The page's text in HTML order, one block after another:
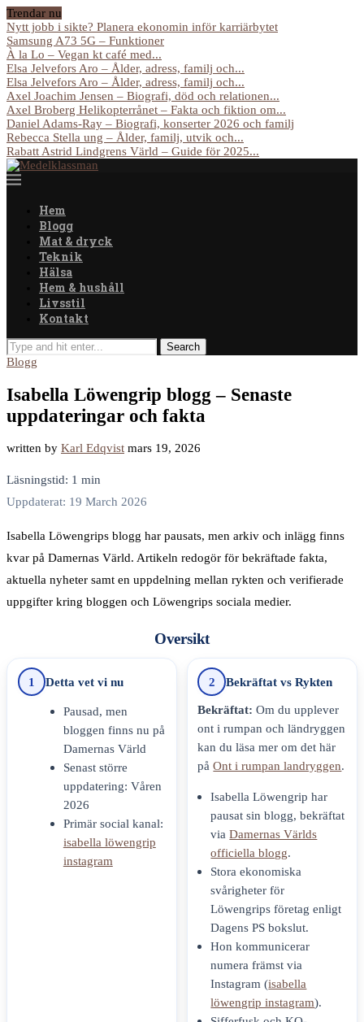
Trendar nu
Nytt jobb i sikte? Planera ekonomin inför karriärbytet
Samsung A73 5G – Funktioner
À la Lo – Vegan kt café med...
Elsa Jelvefors Aro – Ålder, adress, familj och...
Elsa Jelvefors Aro – Ålder, adress, familj och...
Axel Joachim Jensen – Biografi, död och relationen...
Axel Broberg Helikopterrånet – Fakta och fiktion om...
Daniel Adams-Ray – Biografi, konserter 2026 och familj
Rebecca Stella ung – Ålder, familj, utvik och...
Rabatt Astrid Lindgrens Värld – Guide för 2025...
Hem
Blogg
Mat & dryck
Teknik
Hälsa
Hem & hushåll
Livsstil
Kontakt
Blogg
Isabella Löwengrip blogg – Senaste
uppdateringar och fakta
written by Karl Edqvist mars 19, 2026
Läsningstid: 1 min
Uppdaterat: 19 March 2026
Isabella Löwengrips blogg har pausats, men arkiv och inlägg finns
kvar på Damernas Värld. Artikeln redogör för bekräftade fakta,
aktuella nyheter samt en uppdelning mellan rykten och verifierade
uppgifter kring bloggen och Löwengrips sociala medier.
Oversikt
1 Detta vet vi nu
Pausad, men
bloggen finns nu på
Damernas Värld
Senast större
uppdatering: Våren
2026
Primär social kanal:
isabella löwengrip
instagram
2 Bekräftat vs Rykten
Bekräftat: Om du upplever
ont i rumpan och ländryggen
kan du läsa mer om det här
påOnt i rumpan landryggen.
Isabella Löwengrip har
pausat sin blogg, bekräftat
viaDamernas Världs
officiella blogg.
Stora ekonomiska
svårigheter för
Löwengrips företag enligt
Dagens PS bokslut.
Hon kommunicerar
numera främst via
Instagram (isabella
löwengrip instagram).